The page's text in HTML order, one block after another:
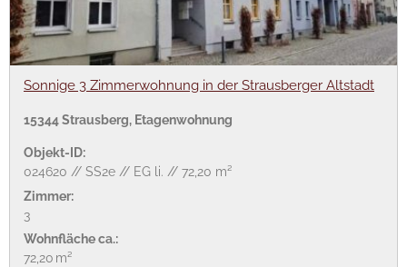
Sonnige 3 Zimmerwohnung in der Strausberger Altstadt
15344 Strausberg, Etagenwohnung
Objekt-ID:
024620 // SS2e // EG li. // 72,20 m²
Zimmer:
3
Wohnfläche ca.:
72,20 m²